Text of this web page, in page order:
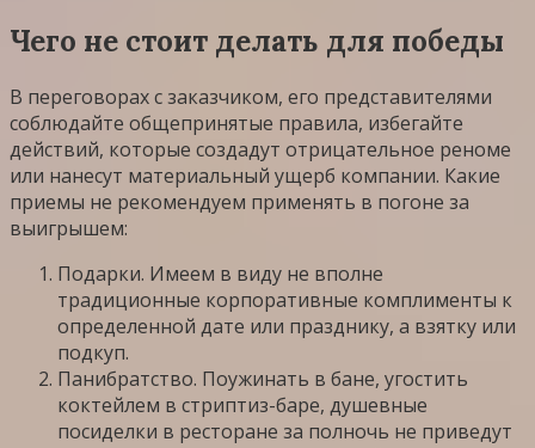
Чего не стоит делать для победы
В переговорах с заказчиком, его представителями
соблюдайте общепринятые правила, избегайте
действий, которые создадут отрицательное реноме
или нанесут материальный ущерб компании. Какие
приемы не рекомендуем применять в погоне за
выигрышем:
Подарки. Имеем в виду не вполне
традиционные корпоративные комплименты к
определенной дате или празднику, а взятку или
подкуп.
Панибратство. Поужинать в бане, угостить
коктейлем в стриптиз-баре, душевные
посиделки в ресторане за полночь не приведут